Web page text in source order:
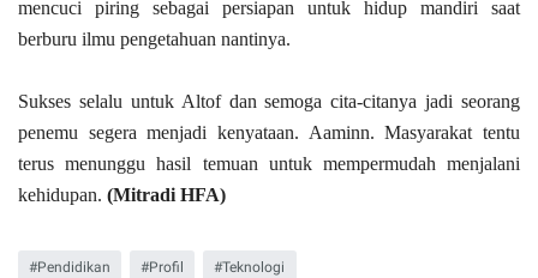
mencuci piring sebagai persiapan untuk hidup mandiri saat
berburu ilmu pengetahuan nantinya.
Sukses selalu untuk Altof dan semoga cita-citanya jadi seorang
penemu segera menjadi kenyataan. Aaminn. Masyarakat tentu
terus menunggu hasil temuan untuk mempermudah menjalani
kehidupan. (Mitradi HFA)
Pendidikan Profil Teknologi